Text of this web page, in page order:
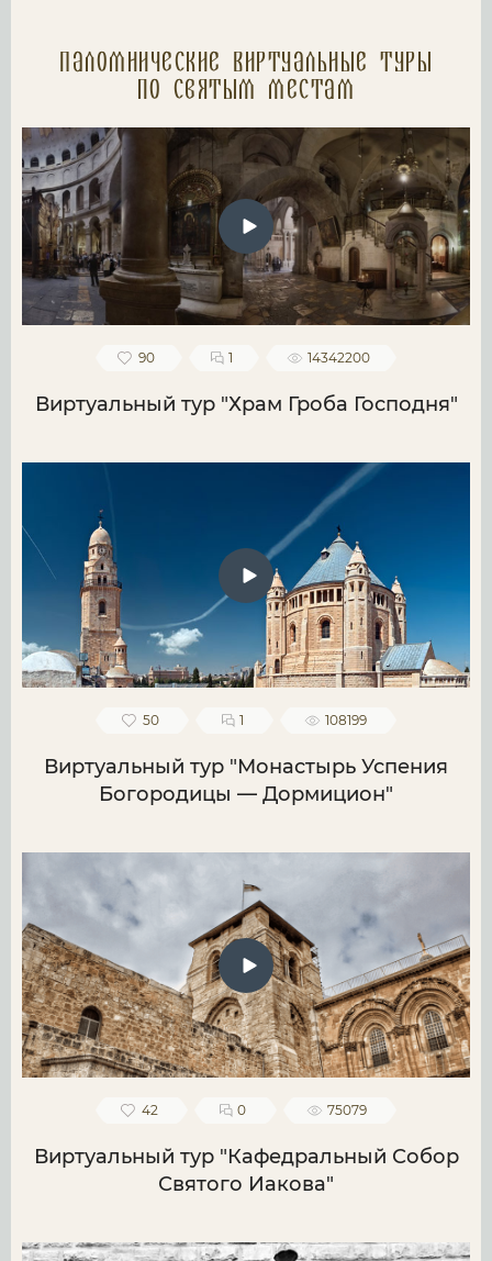
Паломнические Виртуальные туры
по святым местам
90 1 14342200
Виртуальный тур "Храм Гроба Господня"
50 1 108199
Виртуальный тур "Монастырь Успения
Богородицы — Дормицион"
42 0 75079
Виртуальный тур "Кафедральный Собор
Святого Иакова"